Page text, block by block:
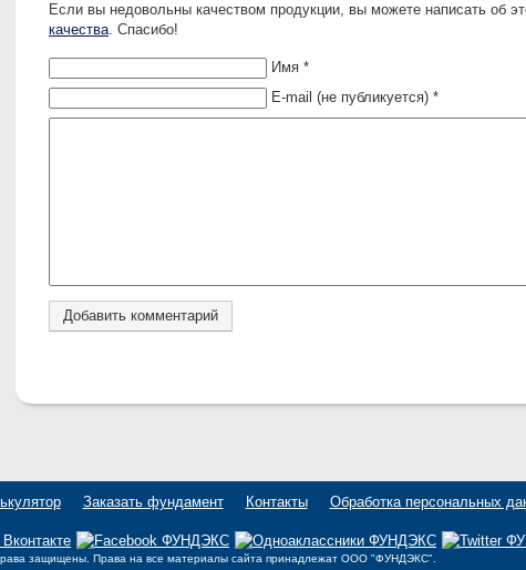
Если вы недовольны качеством продукции, вы можете написать об
качества. Спасибо!
Имя *
E-mail (не публикуется) *
Заказать фундамент Контакты Обработка персональных
защищены. Права на все материалы сайта принадлежат OOO "ФУНДЭКС".